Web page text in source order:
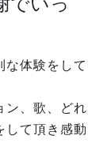
な体験をして
ン、歌、どれ
して頂き感動